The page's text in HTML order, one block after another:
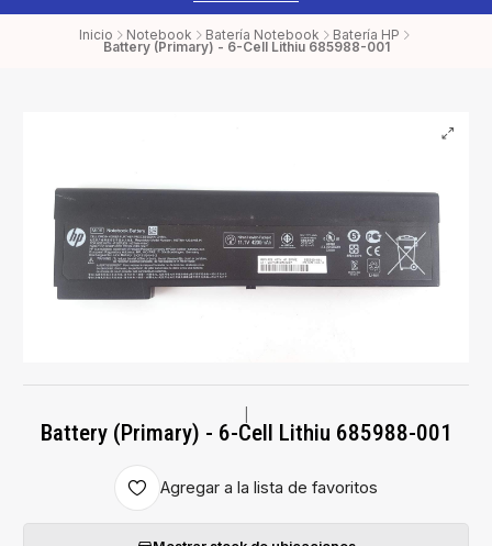
Inicio Notebook Batería Notebook Batería HP
Battery (Primary) - 6-Cell Lithiu 685988-001
Battery (Primary) - 6-Cell Lithiu 685988-001
Agregar a la lista de favoritos